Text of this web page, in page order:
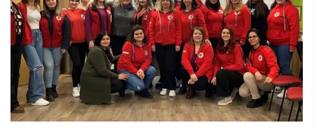
ИСТОРИЈАТ НА ЦКРМ
ИСТОРИЈАТ НА ДВИЖЕЊЕТО
СТРУКТУРА НА ОРГАНИЗАЦИЈАТА